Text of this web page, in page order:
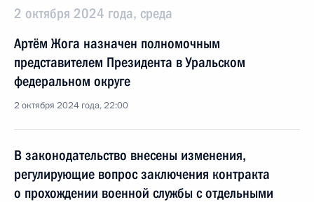
2 октября 2024 года, среда
Артём Жога назначен полномочным
представителем Президента в Уральском
федеральном округе
2 октября 2024 года, 22:00
В законодательство внесены изменения,
регулирующие вопрос заключения контракта
о прохождении военной службы с отдельными